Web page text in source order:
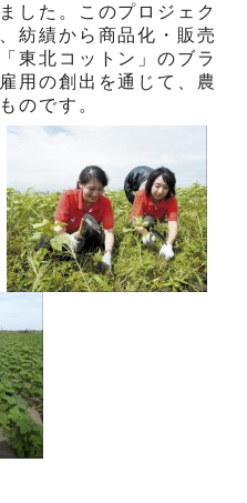
した。このプロジェク
紡績から商品化・販売
東北コットン」のブラ
用の創出を通じて、農
のです。